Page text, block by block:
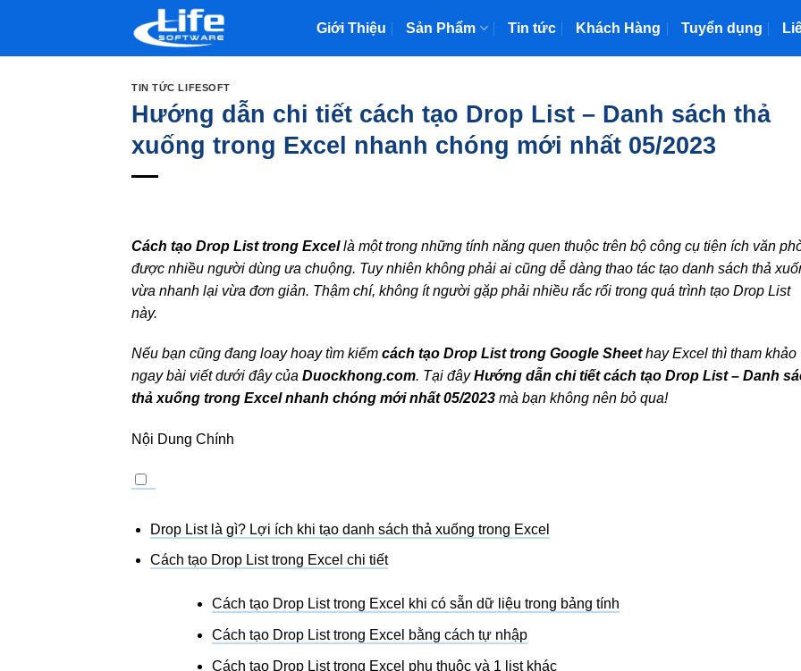
content
Giới Thiệu Sản Phẩm Tin tức Khách Hàng Tuyển dụng
TIN TỨC LIFESOFT
Hướng dẫn chi tiết cách tạo Drop List – Danh sách thả
xuống trong Excel nhanh chóng mới nhất 05/2023
Cách tạo Drop List trong Excellà một trong những tính năng quen thuộc trên bộ công cụ tiện ích văn
được nhiều người dùng ưa chuộng. Tuy nhiên không phải ai cũng dễ dàng thao tác tạo danh sách thả
vừa nhanh lại vừa đơn giản. Thậm chí, không ít người gặp phải nhiều rắc rối trong quá trình tạo Drop List
này.
Nếu bạn cũng đang loay hoay tìm kiếm cách tạo Drop List trong Google Sheethay Excel thì tham khảo
ngay bài viết dưới đây của Duockhong.com. Tại đâyHướng dẫn chi tiết cách tạo Drop List – Danh
thả xuống trong Excel nhanh chóng mới nhất 05/2023 mà bạn không nên bỏ qua!
Nội Dung Chính
Drop List là gì? Lợi ích khi tạo danh sách thả xuống trong Excel
Cách tạo Drop List trong Excel chi tiết
Cách tạo Drop List trong Excel khi có sẵn dữ liệu trong bảng tính
Cách tạo Drop List trong Excel bằng cách tự nhập
Cách tạo Drop List trong Excel phụ thuộc và 1 list khác